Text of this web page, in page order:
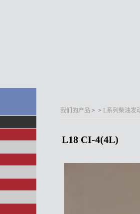
我们的产品 > > L系列柴油发
L18 CI-4(4L)